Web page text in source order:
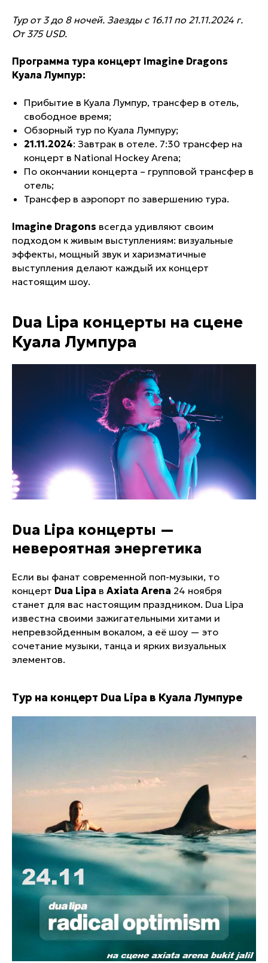
Тур от 3 до 8 ночей. Заезды с 16.11 по 21.11.2024 г.
От 375 USD.
Программа тура концерт Imagine Dragons
Куала Лумпур:
Прибытие в Куала Лумпур, трансфер в отель,
свободное время;
Обзорный тур по Куала Лумпуру;
21.11.2024: Завтрак в отеле. 7:30 трансфер на
концерт в National Hockey Arena;
По окончании концерта – групповой трансфер в
отель;
Трансфер в аэропорт по завершению тура.
Imagine Dragons всегда удивляют своим
подходом к живым выступлениям: визуальные
эффекты, мощный звук и харизматичные
выступления делают каждый их концерт
настоящим шоу.
Dua Lipa концерты на сцене
Куала Лумпура
Dua Lipa концерты —
невероятная энергетика
Если вы фанат современной поп-музыки, то
концерт Dua Lipa в Axiata Arena 24 ноября
станет для вас настоящим праздником. Dua Lipa
известна своими зажигательными хитами и
непревзойденным вокалом, а её шоу — это
сочетание музыки, танца и ярких визуальных
элементов.
Тур на концерт Dua Lipa в Куала Лумпуре